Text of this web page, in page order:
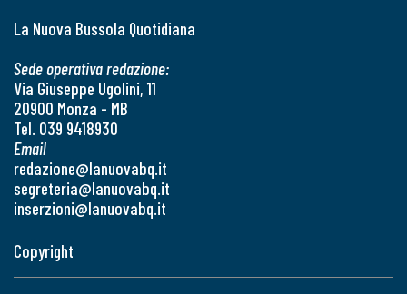
La Nuova Bussola Quotidiana
Sede operativa redazione:
Via Giuseppe Ugolini, 11
20900 Monza - MB
Tel. 039 9418930
Email
redazione@lanuovabq.it
segreteria@lanuovabq.it
inserzioni@lanuovabq.it
Copyright